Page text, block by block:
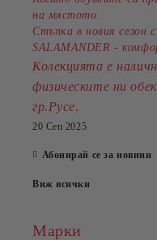
на мястото.
Стъпка в новия сезон
SALAMANDER -
Колекцията е
физическите ни
гр.Русе.
20 Сеп 2025
Абонирай се за новини
Виж всички
Марки